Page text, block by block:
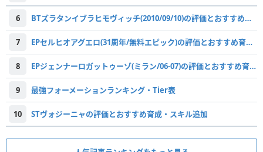
6 BTズラタンイブラヒモヴィッチ(2010/09/10)の評価とおすすめ育成・スキル追加
7 EPセルヒオアグエロ(31周年/無料エピック)の評価とおすすめ育成・スキル追加
8 EPジェンナーロガットゥーゾ(ミラン/06-07)の評価とおすすめ育成・スキル追加
9 最強フォーメーションランキング・Tier表
10 STヴォジーニャの評価とおすすめ育成・スキル追加